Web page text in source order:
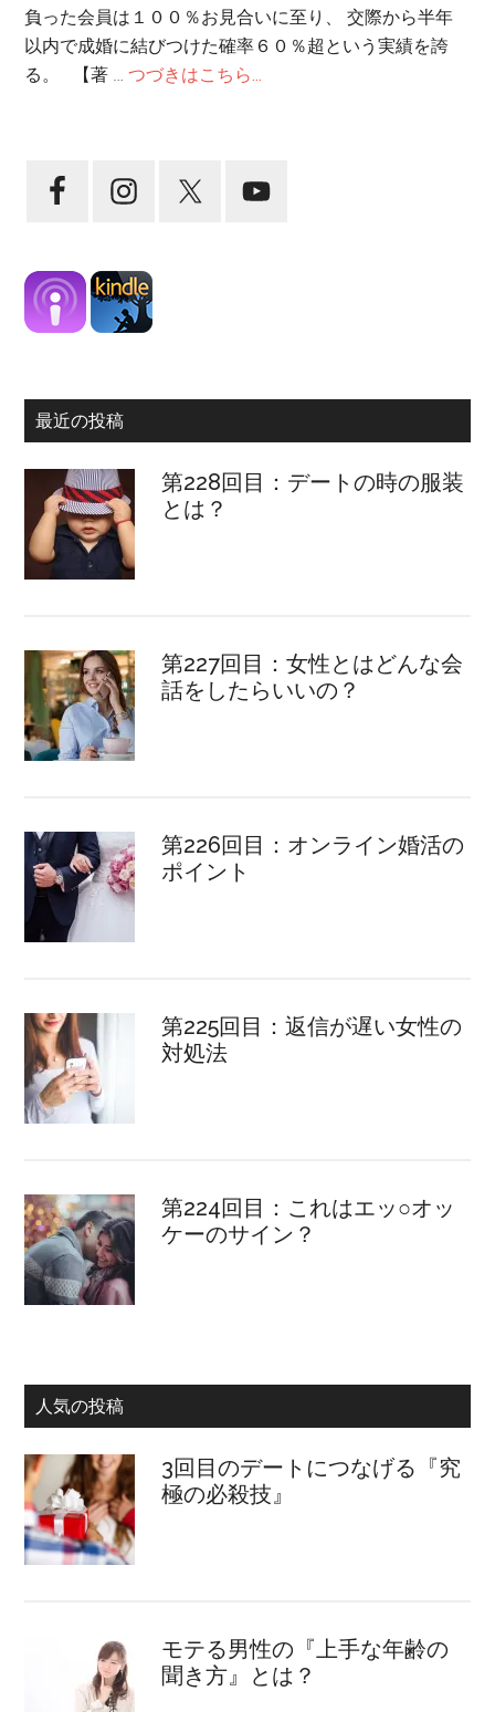
負った会員は１００％お見合いに至り、 交際から半年
以内で成婚に結びつけた確率６０％超という実績を誇
る。 【著 …つづきはこちら...
最近の投稿
第228回目：デートの時の服装
とは？
第227回目：女性とはどんな会
話をしたらいいの？
第226回目：オンライン婚活の
ポイント
第225回目：返信が遅い女性の
対処法
第224回目：これはエッ○オッ
ケーのサイン？
人気の投稿
3回目のデートにつなげる『究
極の必殺技』
モテる男性の『上手な年齢の
聞き方』とは？